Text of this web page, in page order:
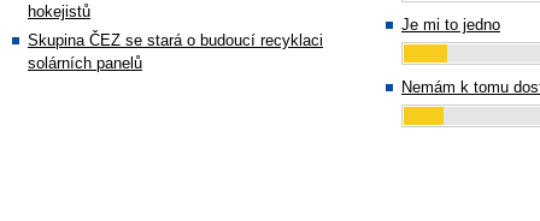
hokejistů
Skupina ČEZ se stará o budoucí recyklaci
solárních panelů
Je mi to jedno
Nemám k tomu